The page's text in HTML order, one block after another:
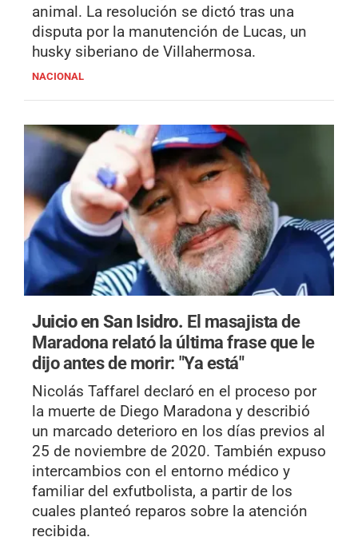
animal. La resolución se dictó tras una
disputa por la manutención de Lucas, un
husky siberiano de Villahermosa.
NACIONAL
Juicio en San Isidro. El masajista de
Maradona relató la última frase que le
dijo antes de morir: "Ya está"
Nicolás Taffarel declaró en el proceso por
la muerte de Diego Maradona y describió
un marcado deterioro en los días previos al
25 de noviembre de 2020. También expuso
intercambios con el entorno médico y
familiar del exfutbolista, a partir de los
cuales planteó reparos sobre la atención
recibida.